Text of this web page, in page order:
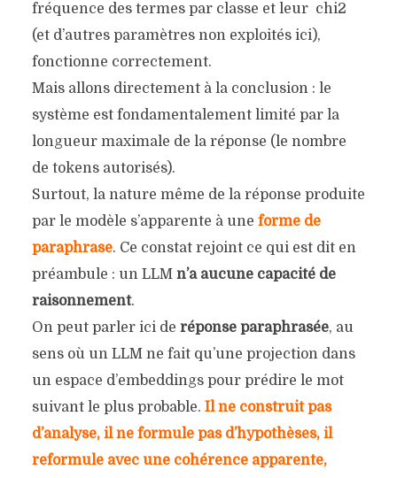
fréquence des termes par classe et leur chi2
(et d’autres paramètres non exploités ici),
fonctionne correctement.
Mais allons directement à la conclusion : le
système est fondamentalement limité par la
longueur maximale de la réponse (le nombre
de tokens autorisés).
Surtout, la nature même de la réponse produite
par le modèle s’apparente à une forme de
paraphrase. Ce constat rejoint ce qui est dit en
préambule : un LLM n’a aucune capacité de
raisonnement.
On peut parler ici de réponse paraphrasée, au
sens où un LLM ne fait qu’une projection dans
un espace d’embeddings pour prédire le mot
suivant le plus probable. Il ne construit pas
d’analyse, il ne formule pas d’hypothèses, il
reformule avec une cohérence apparente,